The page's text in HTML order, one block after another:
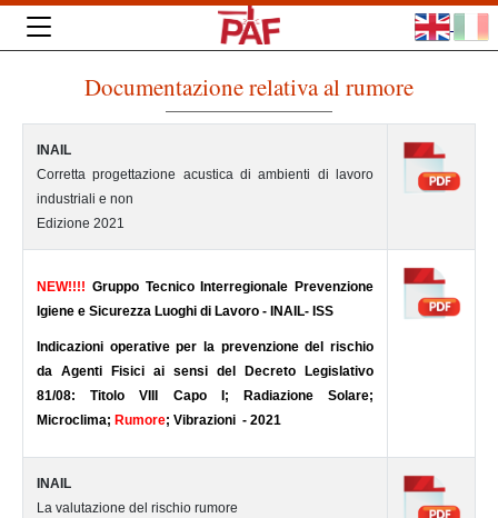
Documentazione relativa al rumore
INAIL
Corretta progettazione acustica di ambienti di lavoro
industriali e non
Edizione 2021
NEW!!!! Gruppo Tecnico Interregionale Prevenzione
Igiene e Sicurezza Luoghi di Lavoro - INAIL- ISS
Indicazioni operative per la prevenzione del rischio
da Agenti Fisici ai sensi del Decreto Legislativo
81/08: Titolo VIII Capo I; Radiazione Solare;
Microclima; Rumore; Vibrazioni - 2021
INAIL
La valutazione del rischio rumore